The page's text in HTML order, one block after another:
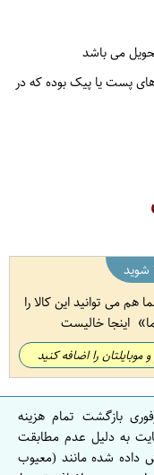
می باشد
پست یا پیک بوده که در
شوید
هم می توانید این کالا را
اینجا خالیست
موبایلتان را اضافه کنید
بازگشت تمام هزینه
به دلیل عدم مطابقت
داده شده مانند (معیوب